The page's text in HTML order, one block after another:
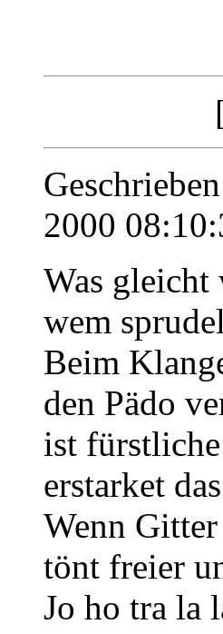
2000
Was gleicht
wem
Beim
den Pädo
ist
erstarket
Wenn
tönt freier
Jo ho tra la